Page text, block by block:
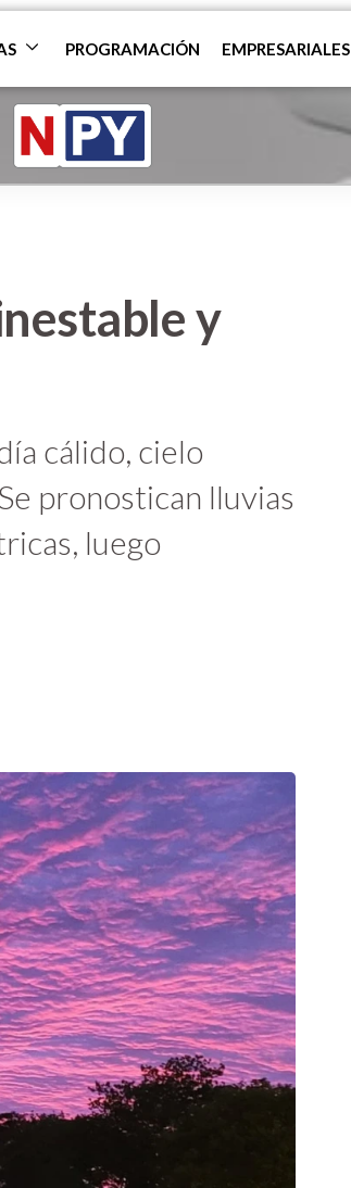
PROGRAMACIÓN EMPRESARIALES
y
cálido, cielo
pronostican lluvias
luego